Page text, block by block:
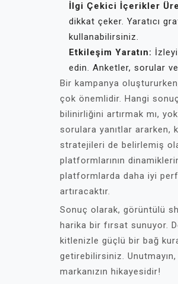
İlgi Çekici İçerikler
dikkat çeker. Yaratıcı
kullanabilirsiniz.
Etkileşim Yaratın:
edin. Anketler, sorular
Bir kampanya
çok önemlidir. Hangi
bilinirliğini artırmak mı,
sorulara yanıtlar ararken,
stratejileri de belirlemiş
platformlarının
platformlarda daha iyi
artıracaktır.
Sonuç olarak, görüntülü
harika bir fırsat sunuyor.
kitlenizle güçlü bir bağ
getirebilirsiniz.
markanızın hikayesidir!